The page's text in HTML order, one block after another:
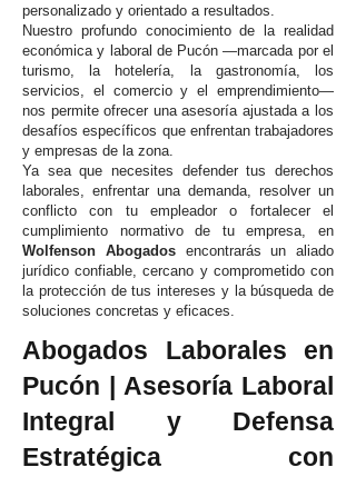
personalizado y orientado a resultados.
Nuestro profundo conocimiento de la realidad
económica y laboral de Pucón —marcada por el
turismo, la hotelería, la gastronomía, los
servicios, el comercio y el emprendimiento—
nos permite ofrecer una asesoría ajustada a los
desafíos específicos que enfrentan trabajadores
y empresas de la zona.
Ya sea que necesites defender tus derechos
laborales, enfrentar una demanda, resolver un
conflicto con tu empleador o fortalecer el
cumplimiento normativo de tu empresa, en
Wolfenson Abogadosencontrarás un aliado
jurídico confiable, cercano y comprometido con
la protección de tus intereses y la búsqueda de
soluciones concretas y eficaces.
Abogados Laborales en
Pucón | Asesoría Laboral
Integral y Defensa
Estratégica con